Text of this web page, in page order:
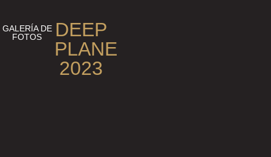
GALERÍA DE
FOTOS
DEEP
PLANE
2023